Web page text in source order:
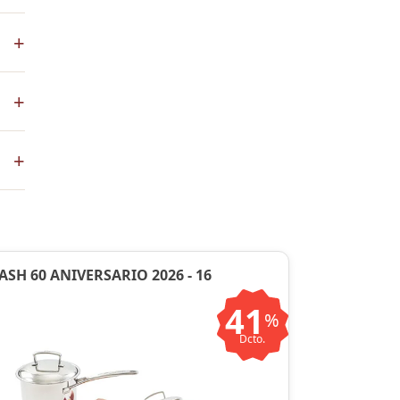
+
+
+
60 ANIVERSARIO 2026 - 16
41 %
Dcto.